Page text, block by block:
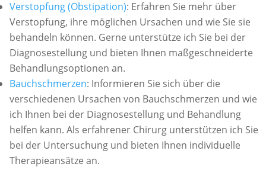
Verstopfung (Obstipation): Erfahren Sie mehr über
Verstopfung, ihre möglichen Ursachen und wie Sie sie
behandeln können. Gerne unterstütze ich Sie bei der
Diagnosestellung und bieten Ihnen maßgeschneiderte
Behandlungsoptionen an.
Bauchschmerzen: Informieren Sie sich über die
verschiedenen Ursachen von Bauchschmerzen und wie
ich Ihnen bei der Diagnosestellung und Behandlung
helfen kann. Als erfahrener Chirurg unterstützen ich Sie
bei der Untersuchung und bieten Ihnen individuelle
Therapieansätze an.